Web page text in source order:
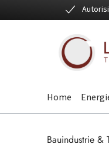
Hauptinhalt springen
Zur Suche springen
Zur Hauptnavigation
Home
Bauindustrie &